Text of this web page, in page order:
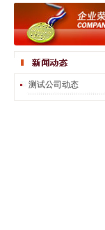
测试公司动态